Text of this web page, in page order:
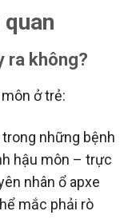
ra không?
ở trẻ:
những bệnh
hậu môn – trực
nhân ổ apxe
mắc phải rò